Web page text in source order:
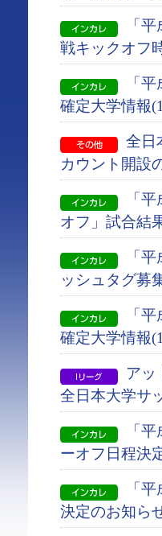
「
戦キックオフ
「
確定大学情報
全日
カウント開設
「
オフ」試合結
「
ッシュタグ募
「
確定大学情報
アッ
全日本大学サ
「
ーオフ日程決
「
決定のお知ら